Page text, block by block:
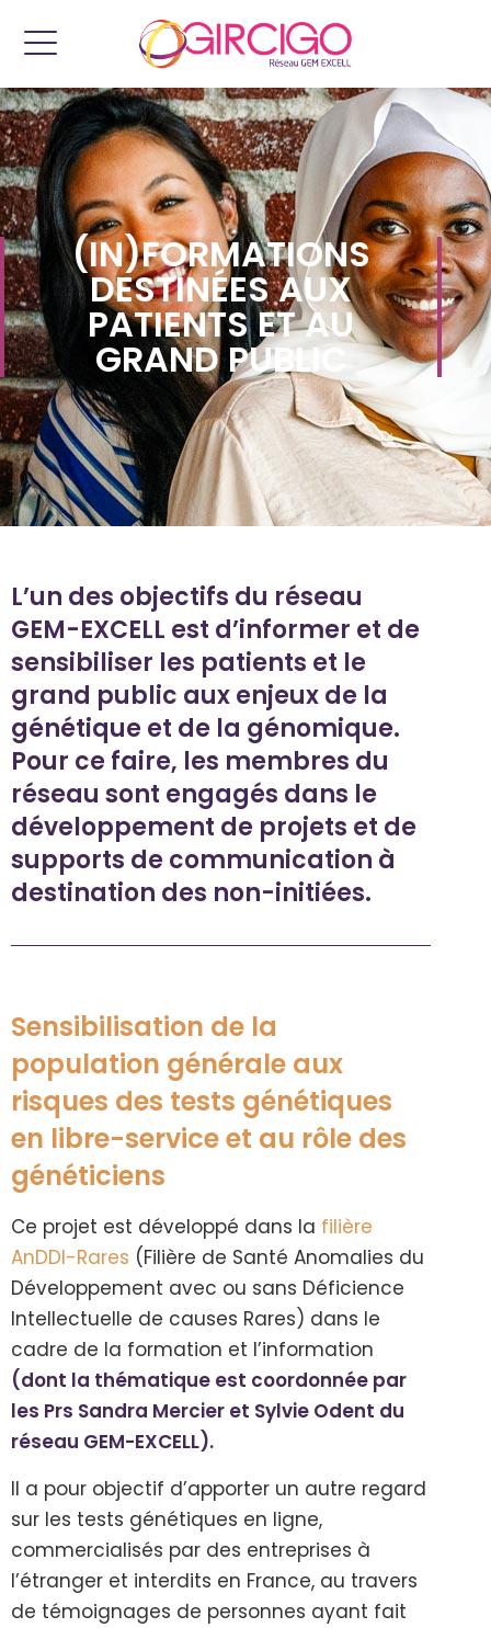
(IN)FORMATIONS
DESTINÉES AUX
PATIENTS ET AU
GRAND PUBLIC
L’un des objectifs du réseau
GEM-EXCELL est d’informer et de
sensibiliser les patients et le
grand public aux enjeux de la
génétique et de la génomique.
Pour ce faire, les membres du
réseau sont engagés dans le
développement de projets et de
supports de communication à
destination des non-initiées.
Sensibilisation de la
population générale aux
risques des tests génétiques
en libre-service et au rôle des
généticiens
Ce projet est développé dans la filière
AnDDI-Rares (Filière de Santé Anomalies du
Développement avec ou sans Déficience
Intellectuelle de causes Rares) dans le
cadre de la formation et l’information
(dont la thématique est coordonnée par
les Prs Sandra Mercier et Sylvie Odent du
réseau GEM-EXCELL).
Il a pour objectif d’apporter un autre regard
sur les tests génétiques en ligne,
commercialisés par des entreprises à
l’étranger et interdits en France, au travers
de témoignages de personnes ayant fait